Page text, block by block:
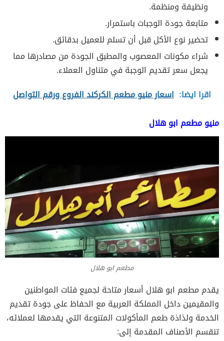
ونظيفة ومنظمة.
متابعة جودة الوجبات باستمرار.
تحضير نوع الأكل قبل أن تسلم للعميل بدقائق.
شراء مكونات المعصوب والمطبق الجودة من مصادرها مما
يجعل سعر تقديم الوجبة في متناول العملاء.
اقرا ايضا: اسعار منيو مطعم الكركند الفروع ورقم التواصل
منيو مطعم ابو هلال
مطعم ابو هلال
يقدم مطعم ابو هلال أسعار متاحة لجميع فئات المواطنين
والمقيمين داخل المملكة العربية مع الحفاظ على جودة تقديم
الخدمة ولذاذة طعم المأكولات المتنوعة التي يقدمها لعملائه،
تنقسم الأصناف المقدمة إلى: